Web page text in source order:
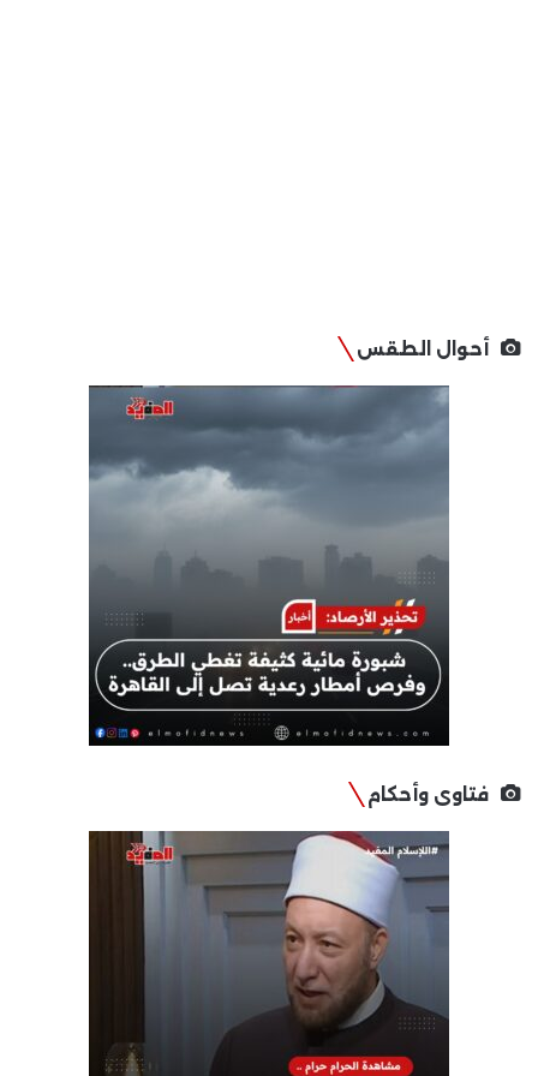
أحوال الطقس
فتاوى وأحكام